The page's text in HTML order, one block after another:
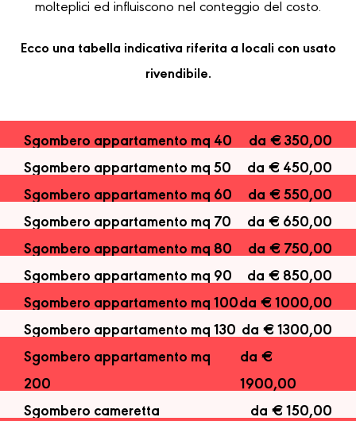
molteplici ed influiscono nel conteggio del costo.
Ecco una tabella indicativa riferita a locali con usato
rivendibile.
Sgombero appartamento mq 40
da € 350,00
Sgombero appartamento mq 50
da € 450,00
Sgombero appartamento mq 60
da € 550,00
Sgombero appartamento mq 70
da € 650,00
Sgombero appartamento mq 80
da € 750,00
Sgombero appartamento mq 90
da € 850,00
Sgombero appartamento mq 100da € 1000,00
Sgombero appartamento mq 130 da € 1300,00
Sgombero appartamento mq
200
da €
1900,00
Sgombero cameretta
da € 150,00